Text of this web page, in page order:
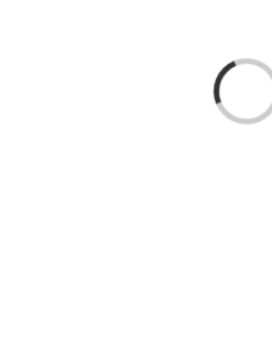
Laden...